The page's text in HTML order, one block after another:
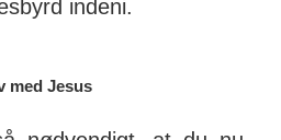
indeni.
med Jesus